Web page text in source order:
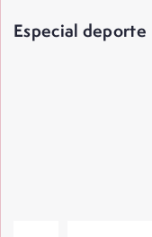
Especial deporte